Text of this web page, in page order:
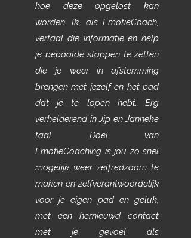
hoe deze opgelost kan
worden. Ik, als EmotieCoach,
vertaal die informatie en help
je bepaalde stappen te zetten
die je weer in afstemming
brengen met jezelf en het pad
dat je te lopen hebt. Erg
verhelderend in Jip en Janneke
taal. Doel van
EmotieCoaching is jou zo snel
mogelijk weer zelfredzaam te
maken en zelfverantwoordelijk
voor je eigen pad en geluk,
met een hernieuwd contact
met je gevoel als